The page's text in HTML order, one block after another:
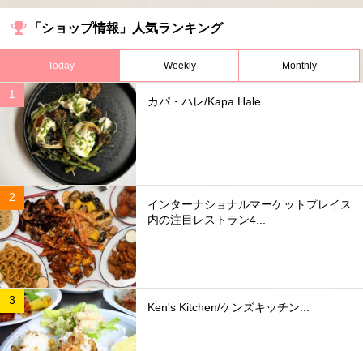
「ショップ情報」人気ランキング
Today Weekly Monthly
カパ・ハレ/Kapa Hale
インターナショナルマーケットプレイス
内の注目レストラン4...
Ken's Kitchen/ケンズキッチン...